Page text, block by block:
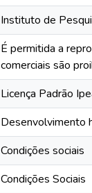
Instituto de
É permitida a
comerciais são
Licença Padrão
Desenvolvimento
Condições sociais
Condições Sociais